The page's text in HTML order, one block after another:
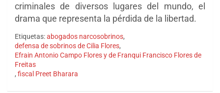
criminales de diversos lugares del mundo, el
drama que representa la pérdida de la libertad.
Etiquetas:abogados narcosobrinos,
defensa de sobrinos de Cilia Flores,
Efrain Antonio Campo Flores y de Franqui Francisco Flores de
Freitas
, fiscal Preet Bharara